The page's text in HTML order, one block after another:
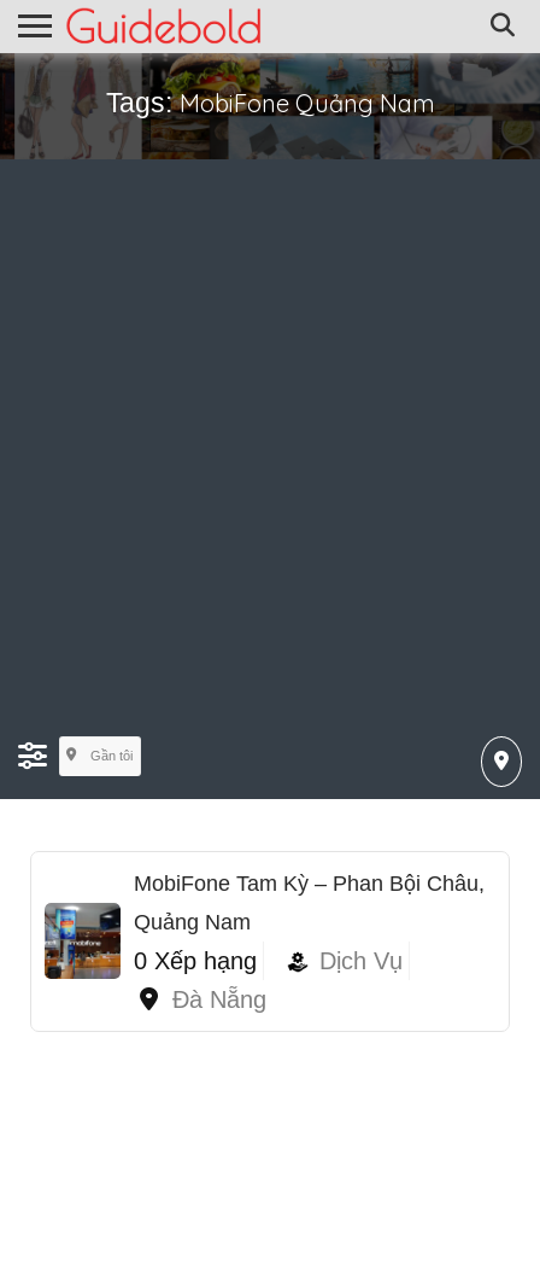
Tags:MobiFone Quảng Nam
Gần tôi
MobiFone Tam Kỳ – Phan Bội Châu,
Quảng Nam
0 Xếp hạng
Dịch Vụ
Đà Nẵng